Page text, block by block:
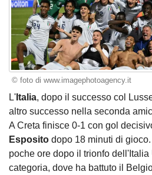
© foto di www.imagephotoagency.it
L' Italia, dopo il successo col
altro successo nella seconda
A Creta finisce 0-1 con gol
Esposito dopo 18 minuti di
poche ore dopo il trionfo
categoria, dove ha battuto il